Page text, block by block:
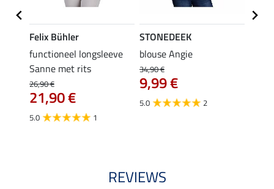
Felix Bühler
functioneel longsleeve
Sanne met rits
26,90 €
21,90 €
5.0 1
STONEDEEK
blouse Angie
34,90 €
9,99 €
5.0 2
REVIEWS